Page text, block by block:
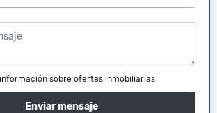
sobre ofertas inmobiliarias
Enviar mensaje